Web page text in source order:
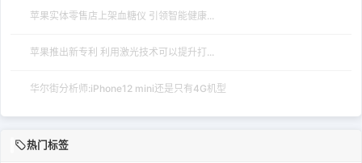
苹果实体零售店上架血糖仪 引领智能健康...
苹果推出新专利 利用激光技术可以提升打...
华尔街分析师:iPhone12 mini还是只有4G机型
热门标签